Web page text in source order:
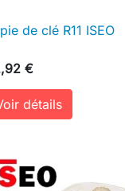
 Aperçu rapide
de clé R11 ISEO
€
détails